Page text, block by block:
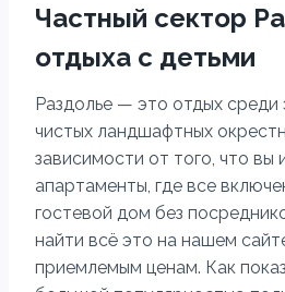
Частный сектор
отдыха с детьми
Раздолье — это отдых среди
чистых ландшафтных
зависимости от того, что
апартаменты, где все
гостевой дом без
найти всё это на нашем
приемлемым ценам. Как